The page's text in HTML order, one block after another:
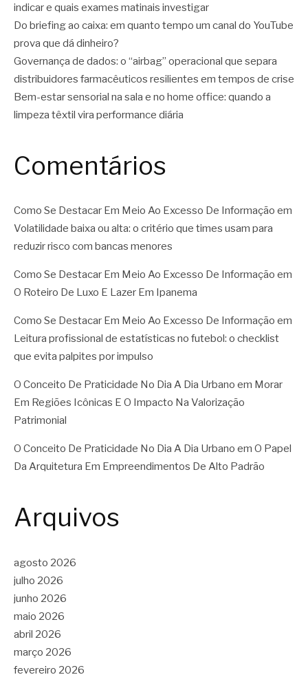
indicar e quais exames matinais investigar
Do briefing ao caixa: em quanto tempo um canal do YouTube
prova que dá dinheiro?
Governança de dados: o “airbag” operacional que separa
distribuidores farmacêuticos resilientes em tempos de crise
Bem-estar sensorial na sala e no home office: quando a
limpeza têxtil vira performance diária
Comentários
Como Se Destacar Em Meio Ao Excesso De Informação em
Volatilidade baixa ou alta: o critério que times usam para
reduzir risco com bancas menores
Como Se Destacar Em Meio Ao Excesso De Informação em
O Roteiro De Luxo E Lazer Em Ipanema
Como Se Destacar Em Meio Ao Excesso De Informação em
Leitura profissional de estatísticas no futebol: o checklist
que evita palpites por impulso
O Conceito De Praticidade No Dia A Dia Urbano em Morar
Em Regiões Icônicas E O Impacto Na Valorização
Patrimonial
O Conceito De Praticidade No Dia A Dia Urbano em O Papel
Da Arquitetura Em Empreendimentos De Alto Padrão
Arquivos
agosto 2026
julho 2026
junho 2026
maio 2026
abril 2026
março 2026
fevereiro 2026